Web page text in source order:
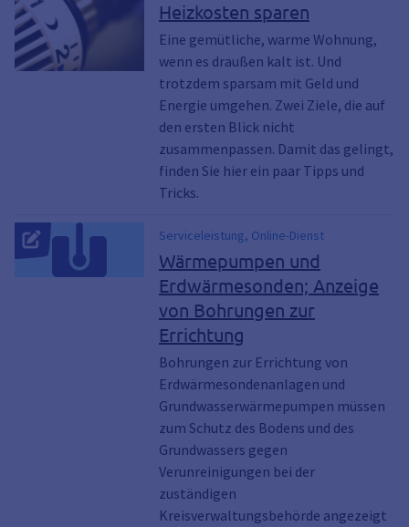
Energie sparen
Heizkosten sparen
Eine gemütliche, warme Wohnung,
wenn es draußen kalt ist. Und
trotzdem sparsam mit Geld und
Energie umgehen. Zwei Ziele, die auf
den ersten Blick nicht
zusammenpassen. Damit das gelingt,
finden Sie hier ein paar Tipps und
Tricks.
Serviceleistung, Online-Dienst
Wärmepumpen und
Erdwärmesonden; Anzeige
von Bohrungen zur
Errichtung
Bohrungen zur Errichtung von
Erdwärmesondenanlagen und
Grundwasserwärmepumpen müssen
zum Schutz des Bodens und des
Grundwassers gegen
Verunreinigungen bei der
zuständigen
Kreisverwaltungsbehörde angezeigt